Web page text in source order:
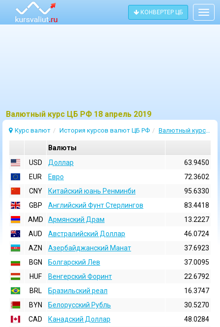
КОНВЕРТЕР ЦБ
Bалютный курс ЦБ РФ 18 апрель 2019
Курс валют История курсов валют ЦБ РФ Валютный курс 18 Апрель 2019
Валюты
USD
Доллар
63.9450
EUR
Евро
72.3602
CNY
Китайский юань Ренминби
95.6330
GBP
Английский Фунт Стерлингов
83.4418
AMD
Армянский Драм
13.2227
AUD
Австралийский Доллар
46.0724
AZN
Азербайджанский Манат
37.6923
BGN
Болгарский Лев
37.0095
HUF
Венгерский Форинт
22.6792
BRL
Бразильский реал
16.3747
BYN
Белорусский Рубль
30.5270
CAD
Канадский Доллар
48.0284